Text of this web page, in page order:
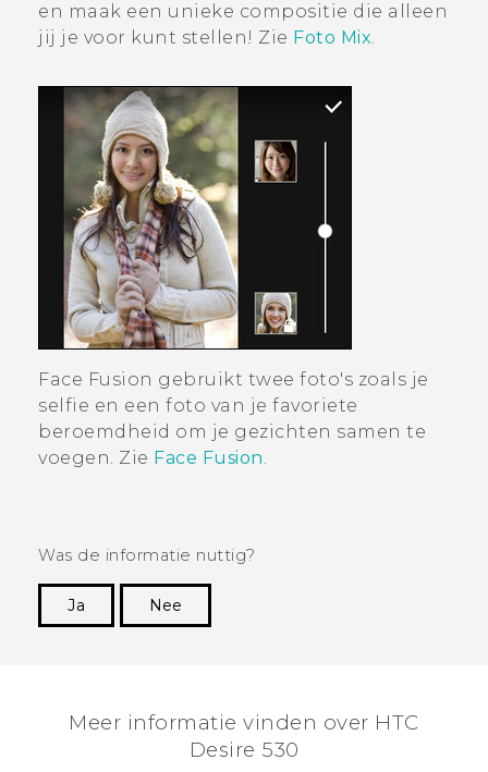
en maak een unieke compositie die alleen
jij je voor kunt stellen! Zie Foto Mix.
Face Fusion gebruikt twee foto's zoals je
selfie en een foto van je favoriete
beroemdheid om je gezichten samen te
voegen. Zie Face Fusion.
Was de informatie nuttig?
Ja
Nee
Meer informatie vinden over HTC
Desire 530